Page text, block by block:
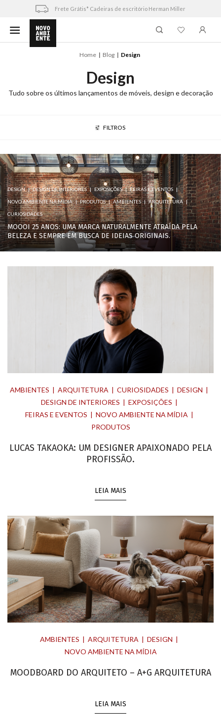
content
Frete Grátis* Cadeiras de escritório Herman Miller
Home Blog Design
Design
Tudo sobre os últimos lançamentos de móveis, design e decoração
FILTROS
DESIGN DESIGN DE INTERIORES EXPOSIÇÕES FEIRAS E EVENTOS
NOVO AMBIENTE NA MÍDIA PRODUTOS AMBIENTES ARQUITETURA
CURIOSIDADES
MOOOI 25 ANOS: UMA MARCA NATURALMENTE ATRAÍDA PELA
BELEZA E SEMPRE EM BUSCA DE IDEIAS ORIGINAIS.
AMBIENTES ARQUITETURA CURIOSIDADES
DESIGN
DESIGN DE INTERIORES
EXPOSIÇÕES
FEIRAS E EVENTOS
NOVO AMBIENTE NA MÍDIA
PRODUTOS
LUCAS TAKAOKA: UM DESIGNER APAIXONADO PELA
PROFISSÃO.
LEIA MAIS
AMBIENTES ARQUITETURA
DESIGN
NOVO AMBIENTE NA MÍDIA
MOODBOARD DO ARQUITETO – A+G ARQUITETURA
LEIA MAIS